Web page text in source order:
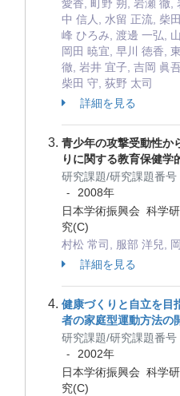
愛香, 町野 朔, 岩瀬 徹,
中 信人, 水留 正流, 柴
峰 ひろみ, 渡邊 一弘,
岡田 暁宜, 早川 徳香,
徹, 岩井 宜子, 吉岡 眞
柴田 守, 荻野 太司
詳細を見る
青少年の攻撃受動性か
りに関する教育保健学
研究課題/研究課題番号
-
2008年
日本学術振興会 科学
究(C)
村松 常司, 服部 洋兒,
詳細を見る
健康づくりと自立を目
者の家庭型運動方法の
研究課題/研究課題番号
-
2002年
日本学術振興会 科学
究(C)